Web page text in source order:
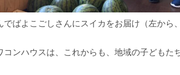
でばよこごしさんにスイカをお届け（左から
コンハウスは、これからも、地域の子どもた